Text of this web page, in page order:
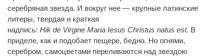
серебряная звезда. И вокруг нее — крупные латинские
литеры, твердая и краткая
надпись: Hik de Virgine Maria Iesus Christus natus est. В
приделе, как и подобает пещере, бедно. Но огнями,
серебром, самоцветами переливаются над звездою